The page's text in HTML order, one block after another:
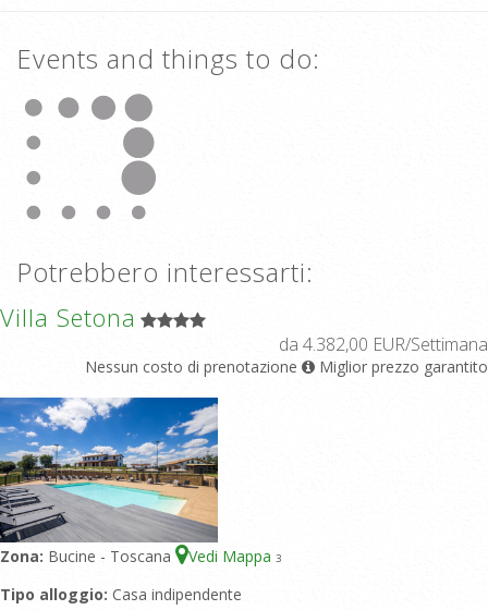
Events and things to do:
Potrebbero interessarti:
Villa Setona
da 4.382,00 EUR/Settimana
Nessun costo di prenotazione Miglior prezzo garantito
Zona: Bucine - Toscana Vedi Mappa 3
Tipo alloggio: Casa indipendente